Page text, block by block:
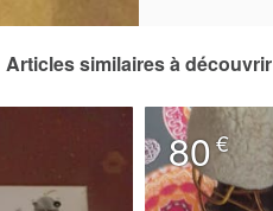
Articles similaires à découvrir
80€